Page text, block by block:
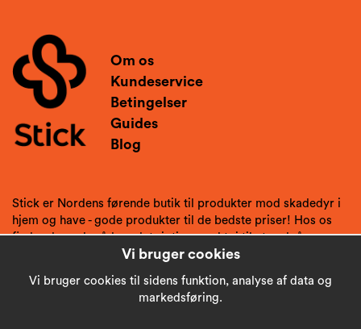
Om os
Kundeservice
Betingelser
Guides
Blog
Stick er Nordens førende butik til produkter mod skadedyr i
hjem og have - gode produkter til de bedste priser! Hos os
finder du gode råd og det rigtige værktøj til at undgå
Vi bruger cookies
Vi bruger cookies til sidens funktion, analyse af data og
markedsføring.